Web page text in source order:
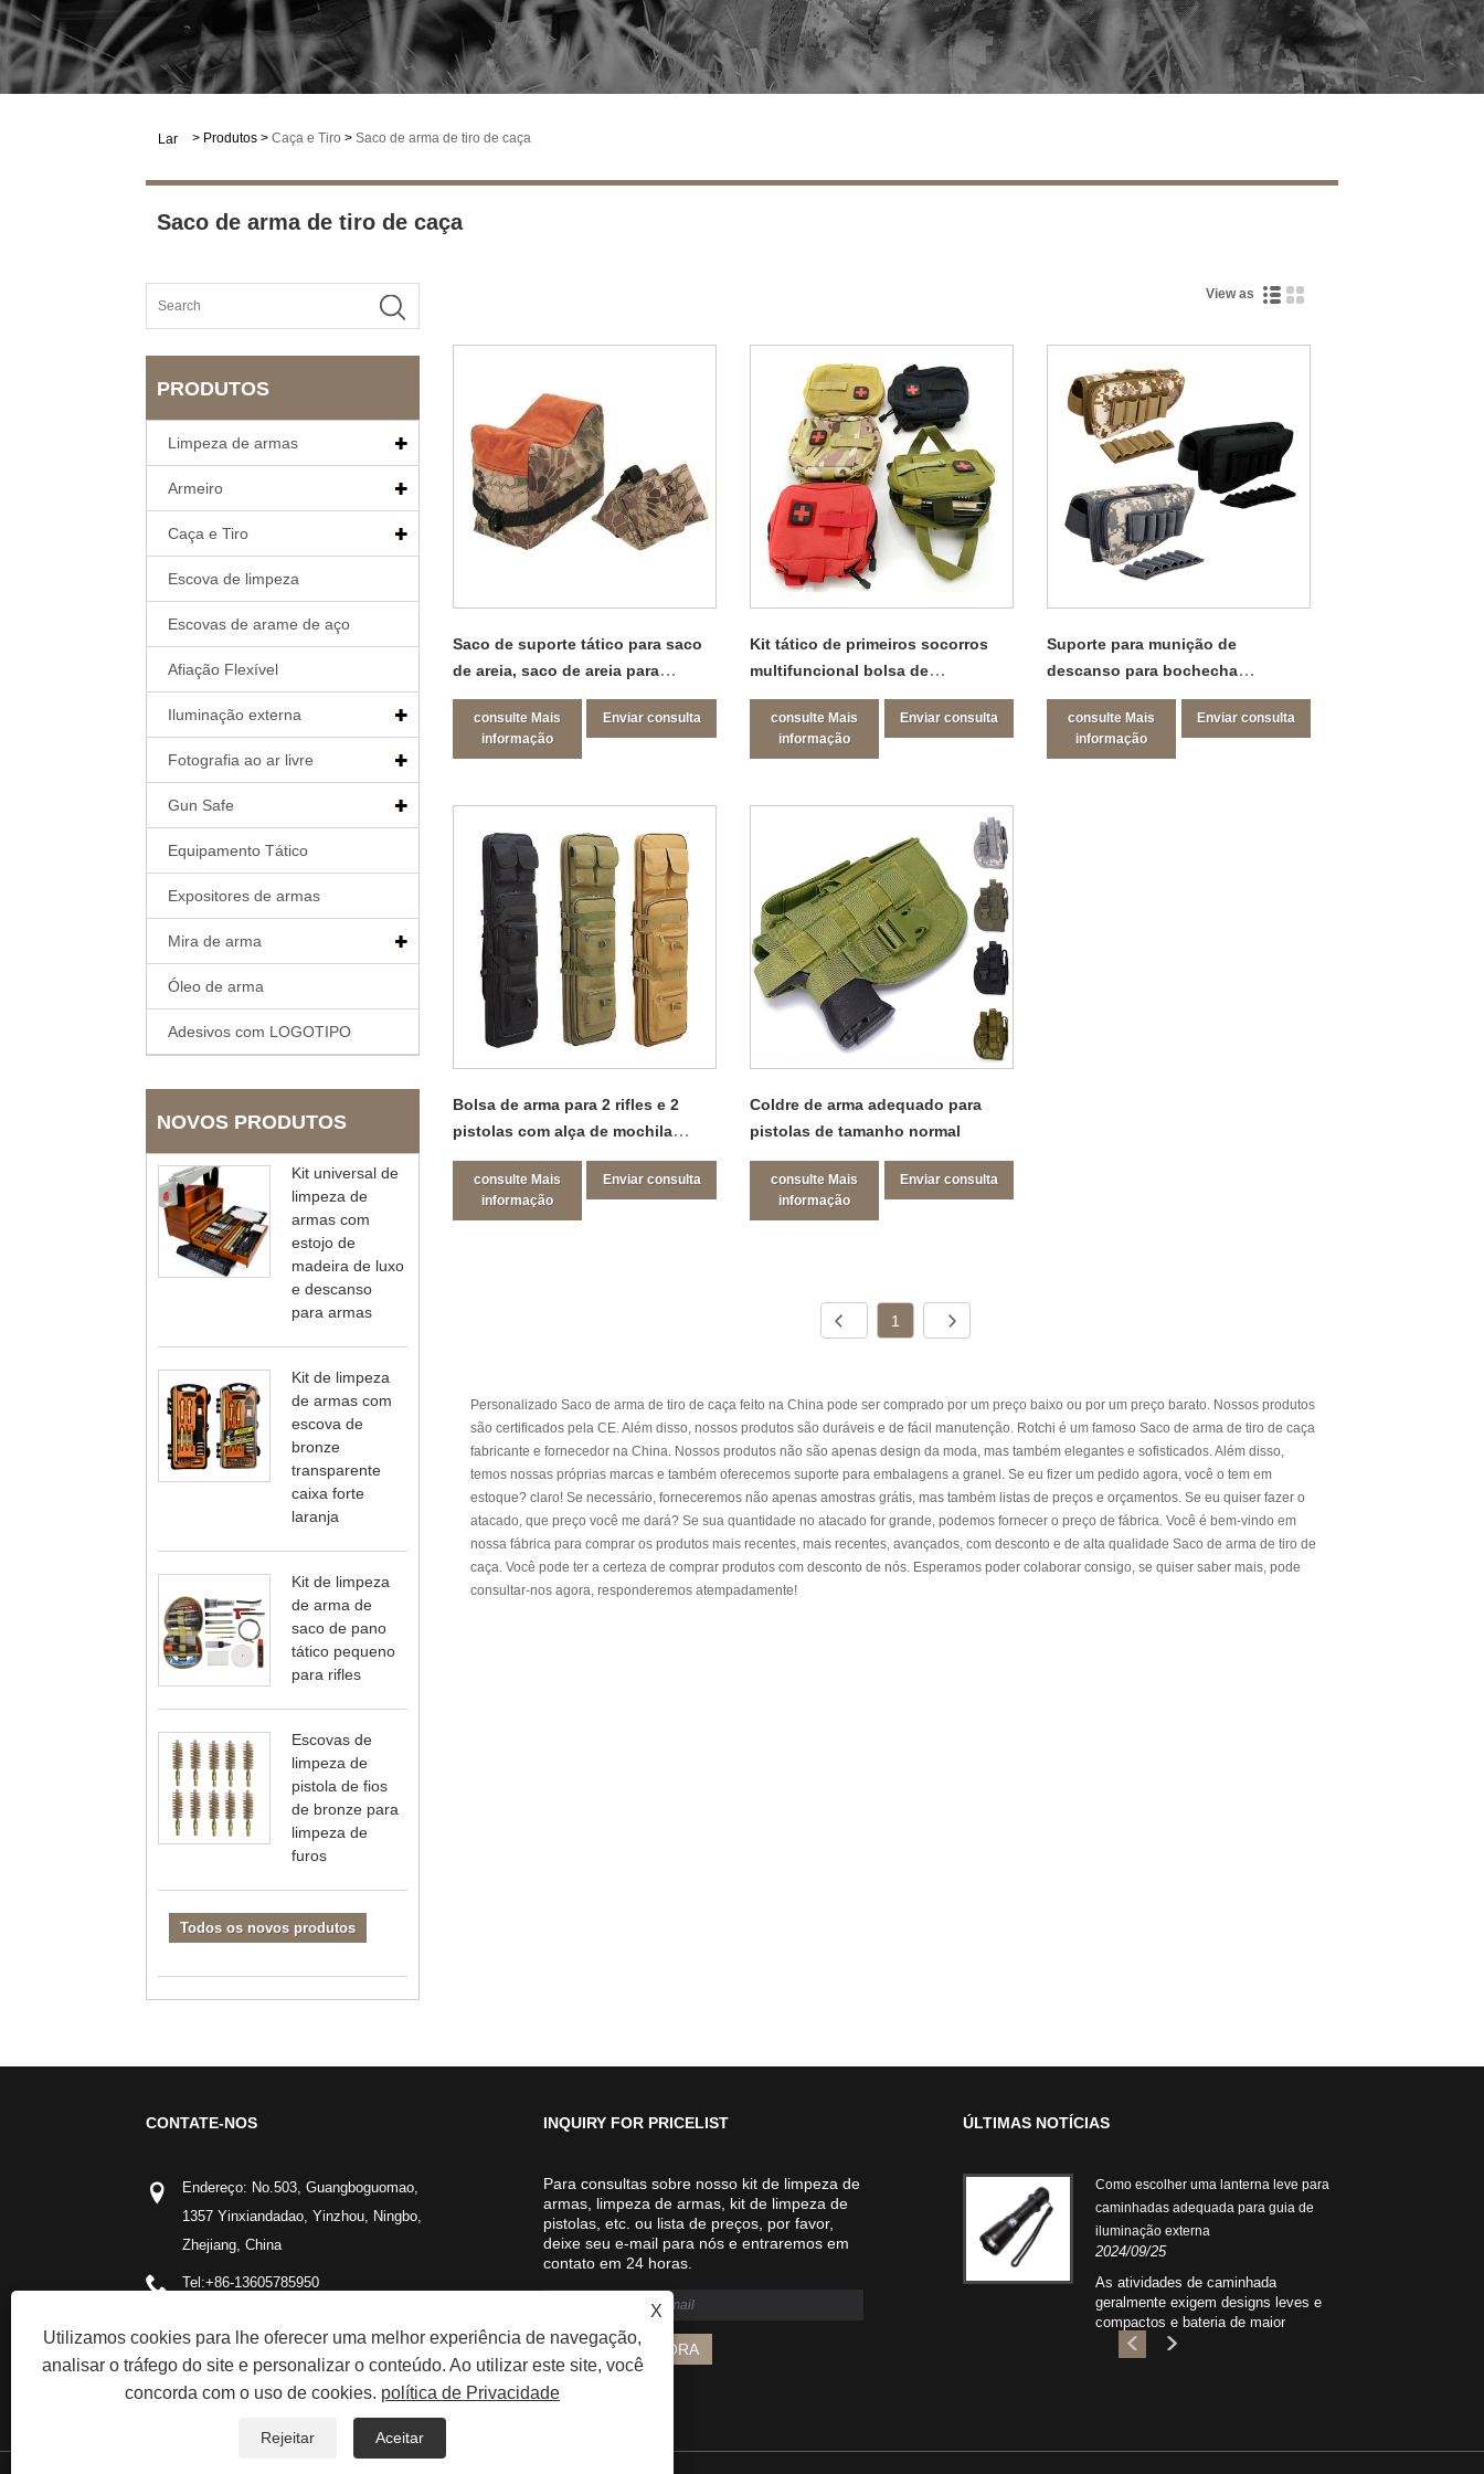
Lar > Produtos > Caça e Tiro > Saco de arma de tiro de caça
Saco de arma de tiro de caça
PRODUTOS
Limpeza de armas
Armeiro
Caça e Tiro
Escova de limpeza
Escovas de arame de aço
Afiação Flexível
Iluminação externa
Fotografia ao ar livre
Gun Safe
Equipamento Tático
Expositores de armas
Mira de arma
Óleo de arma
Adesivos com LOGOTIPO
NOVOS PRODUTOS
Kit universal de
limpeza de
armas com
estojo de
madeira de luxo
e descanso
para armas
Kit de limpeza
de armas com
escova de
bronze
transparente
caixa forte
laranja
Kit de limpeza
de arma de
saco de pano
tático pequeno
para rifles
Escovas de
limpeza de
pistola de fios
de bronze para
limpeza de
furos
Todos os novos produtos
View as
Saco de suporte tático para saco
de areia, saco de areia para
descanso de arma, pacote tático
consulte Mais
informação
Enviar consulta
Kit tático de primeiros socorros
multifuncional bolsa de
acessórios médicos
consulte Mais
informação
Enviar consulta
Suporte para munição de
descanso para bochecha
Buttstock
consulte Mais
informação
Enviar consulta
Bolsa de arma para 2 rifles e 2
pistolas com alça de mochila
dobrável
consulte Mais
informação
Enviar consulta
Coldre de arma adequado para
pistolas de tamanho normal
consulte Mais
informação
Enviar consulta
1
Personalizado Saco de arma de tiro de caça feito na China pode ser comprado por um preço baixo ou por um preço barato. Nossos produtos
são certificados pela CE. Além disso, nossos produtos são duráveis ​​e de fácil manutenção. Rotchi é um famoso Saco de arma de tiro de caça
fabricante e fornecedor na China. Nossos produtos não são apenas design da moda, mas também elegantes e sofisticados. Além disso,
temos nossas próprias marcas e também oferecemos suporte para embalagens a granel. Se eu fizer um pedido agora, você o tem em
estoque? claro! Se necessário, forneceremos não apenas amostras grátis, mas também listas de preços e orçamentos. Se eu quiser fazer o
atacado, que preço você me dará? Se sua quantidade no atacado for grande, podemos fornecer o preço de fábrica. Você é bem-vindo em
nossa fábrica para comprar os produtos mais recentes, mais recentes, avançados, com desconto e de alta qualidade Saco de arma de tiro de
caça. Você pode ter a certeza de comprar produtos com desconto de nós. Esperamos poder colaborar consigo, se quiser saber mais, pode
consultar-nos agora, responderemos atempadamente!
CONTATE-NOS
Endereço: No.503, Guangboguomao,
1357 Yinxiandadao, Yinzhou, Ningbo,
Zhejiang, China
Tel:+86-13605785950
E-mail: rotchi@rotchi.com
INQUIRY FOR PRICELIST
Para consultas sobre nosso kit de limpeza de
armas, limpeza de armas, kit de limpeza de
pistolas, etc. ou lista de preços, por favor,
deixe seu e-mail para nós e entraremos em
contato em 24 horas.
ÚLTIMAS NOTÍCIAS
Kit de limpeza de armas Bore Rope
Snake: um acessório indispensável
para entusiastas de armas
2024/07/31
Como escolher uma lanterna leve para
caminhadas adequada para guia de
iluminação externa
2024/09/25
As atividades de caminhada
geralmente exigem designs leves e
compactos e bateria de maior
duração. A lanterna ideal para
caminhadas deve ter um bom
X
Utilizamos cookies para lhe oferecer uma melhor experiência de navegação,
analisar o tráfego do site e personalizar o conteúdo. Ao utilizar este site, você
concorda com o uso de cookies. política de Privacidade
Rejeitar Aceitar